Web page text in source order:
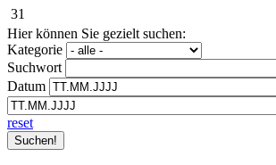
31
Hier können Sie gezielt suchen:
Kategorie
Suchwort
Datum
reset